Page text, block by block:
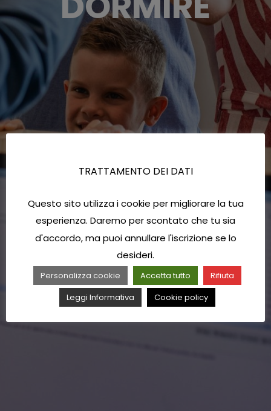
TRATTAMENTO DEI DATI
Questo sito utilizza i cookie per migliorare la tua
esperienza. Daremo per scontato che tu sia
d'accordo, ma puoi annullare l'iscrizione se lo
desideri.
Personalizza cookie Accetta tutto
Rifiuta
Leggi Informativa
Cookie policy